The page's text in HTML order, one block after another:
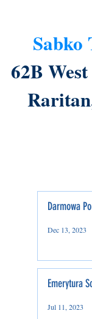
Sabko
62B
Darmowa
Dec 13, 2023
Emerytura
Jul 11, 2023